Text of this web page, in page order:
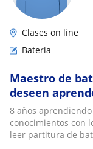
Clases on line
Bateria
Maestro de
deseen
8 años
conocimientos con
leer partitura de